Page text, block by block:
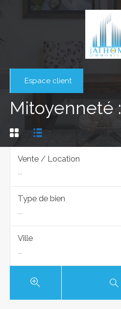
Espace client
Mitoyenneté :
Vente / Location
...
Type de bien
...
Ville
...